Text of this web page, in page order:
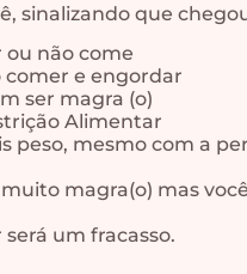
sinalizando que
ou não come
comer e engordar
ser magra (o)
Alimentar
peso, mesmo com a
magra(o) mas
um fracasso.